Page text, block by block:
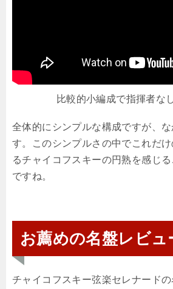
比較的小編成で指揮者な
全体的にシンプルな構成ですが、
す。このシンプルさの中でこれだ
るチャイコフスキーの円熟を感じ
ですね。
お薦めの名盤レビュ
チャイコフスキー弦楽セレナード